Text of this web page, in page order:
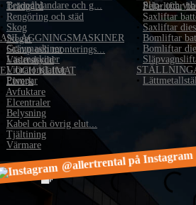
• Betongblandare och g... Slip- och
• Trädgård
Rengöring och städ
Skog
ANLÄGGNINGSMASKINER
Grävmaskiner
Lastmaskiner
•Vibratorplattor
Pumpar
Pelarliftar
Saxliftar
Saxliftar
Bomliftar
Bomliftar
•
•Stegar
Stämp och monterings...
Väderskydd
EL OCH KLIMAT
Elverk
Avfuktare
Elcentraler
Belysning
Kabel och övrig elut...
Tjältining
Värmare
@allertrental på Instagram